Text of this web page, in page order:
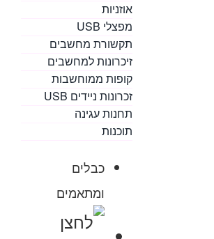
אוזניות
מפצלי USB
תקשורת מחשבים
זיכרונות למחשבים
קופות ממוחשבות
זכרונות ניידים USB
תחנות עגינה
תוכנות
כבלים
ומתאמים